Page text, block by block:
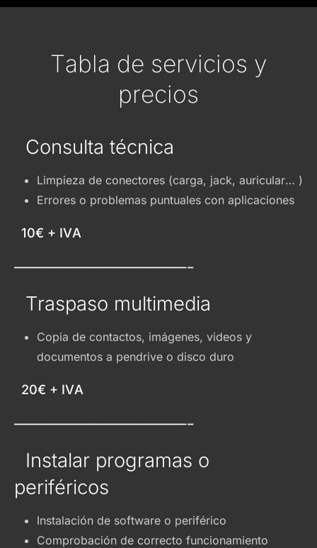
Tabla de servicios y
precios
Consulta técnica
Limpieza de conectores (carga, jack, auricular… )
Errores o problemas puntuales con aplicaciones
10€ + IVA
—————————-
Traspaso multimedia
Copia de contactos, imágenes, videos y
documentos a pendrive o disco duro
20€ + IVA
—————————-
Instalar programas o
periféricos
Instalación de software o periférico
Comprobación de correcto funcionamiento